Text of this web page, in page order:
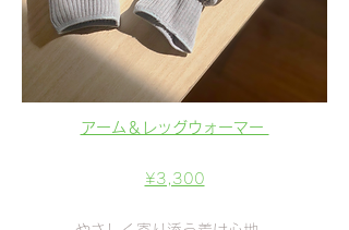
アーム＆レッグウォーマー
¥3,300